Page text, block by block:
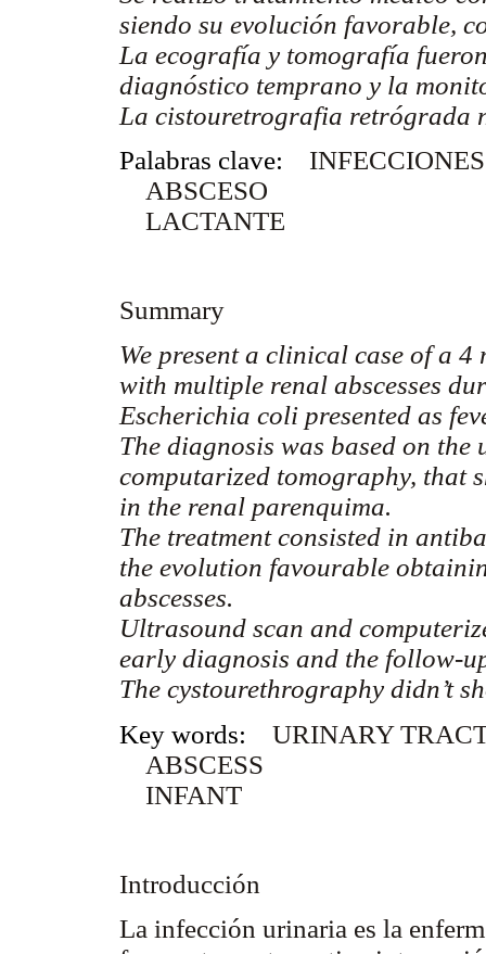
siendo su evolución favorable,
La ecografía y tomografía
diagnóstico temprano y la
La cistouretrografia retrógrada
Palabras clave:
ABSCESO
LACTANTE
Summary
We present a clinical case of a
with multiple renal abscesses
Escherichia coli presented as
The diagnosis was based on
computarized tomography, that
in the renal parenquima.
The treatment consisted in
the evolution favourable
abscesses.
Ultrasound scan and
early diagnosis and the follow-
The cystourethrography didn’t
Key words: URINARY
ABSCESS
INFANT
Introducción
La infección urinaria es la